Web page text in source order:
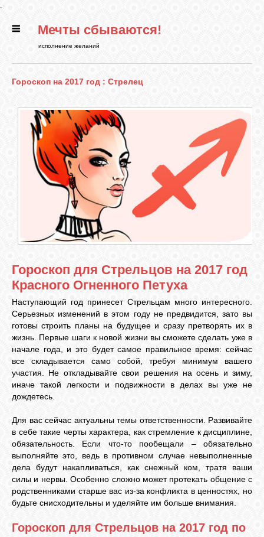
.
ГЛАВНАЯ
БИБЛИОТЕКА
ЛУНА
КАРТА
ЖЕЛАНИЙ
ФОРУМ
УСПЕХ
ГОРОСКОП
Мечты сбываются!
исполнение желаний
Гороскоп на 2017 год : Стрелец
Гороскоп для Стрельцов на 2017 год
Красного Огненного Петуха
Наступающий год принесет Стрельцам много интересного.
Серьезных изменений в этом году не предвидится, зато вы
готовы строить планы на будущее и сразу претворять их в
жизнь. Первые шаги к новой жизни вы сможете сделать уже в
начале года, и это будет самое правильное время: сейчас
все складывается само собой, требуя минимум вашего
участия. Не откладывайте свои решения на осень и зиму,
иначе такой легкости и подвижности в делах вы уже не
дождетесь.
Для вас сейчас актуальны темы ответственности. Развивайте
в себе такие черты характера, как стремление к дисциплине,
обязательность. Если что-то пообещали – обязательно
выполняйте это, ведь в противном случае невыполненные
дела будут накапливаться, как снежный ком, тратя ваши
силы и нервы. Особенно сложно может протекать общение с
родственниками старше вас из-за конфликта в ценностях, но
будьте снисходительны и уделяйте им больше внимания.
Гороскоп для Стрельцов на 2017 год по